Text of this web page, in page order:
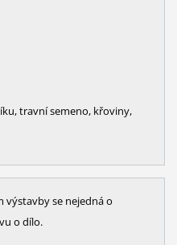
travní semeno, křoviny,
výstavby se nejedná o
o dílo.